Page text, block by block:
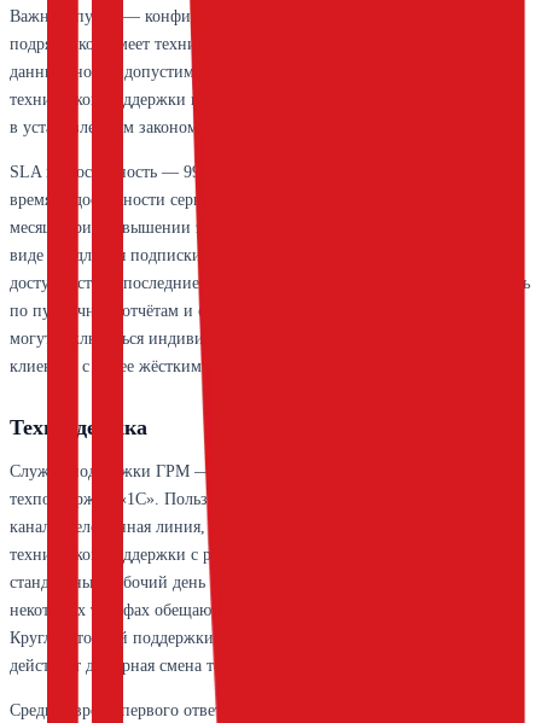
Важный пункт — конфиденциальность: персонал «1С» или
подрядчиков имеет техническую возможность доступа к базам
данных, но это допустимо только в рамках решения заявок
технической поддержки или по запросу правоохранительных органов
в установленном законом порядке.
SLA на доступность — 99,5% в месяц. Это означает, что суммарное
время недоступности сервиса не должно превышать 3,6 часов за
месяц. При превышении этого порога предусмотрена компенсация в
виде продления подписки (детали в оферте). На практике срдняя
доступность за последние годы держалась в районе 99,9%, если судить
по публичным отчётам и сообщениям на форумах. Дополнительно
могут заключаться индивидуальные соглашения для корпоративных
клиентов с более жёсткими параметрами.
Техподдержка
Служба поддержки ГРМ — это часть общей инфраструктуры
техподдержки «1С». Пользователи обращаются через три основных
канала: телефонная линия, чат в личном кабинете и портал
технической поддержки с регистрацией заявок. График работы —
стандартный рабочий день по московскому времени (с 9 до 18), в
некоторых тарифах обещают расширенный режим до 21 часа.
Круглосуточной поддержки нет; в ночные и праздничные дни
действует дежурная смена только для аварийных ситуаций.
Среднее время первого ответа зависит от сложности запроса и канала